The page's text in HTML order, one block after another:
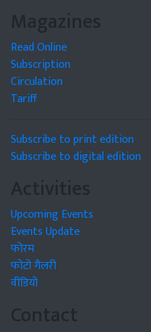
Magazines
Read Online
Subscription
Circulation
Tariff
Subscribe to print edition
Subscribe to digital edition
Activities
Upcoming Events
Events Update
फोरम
फोटो गैलरी
वीडियो
Contact